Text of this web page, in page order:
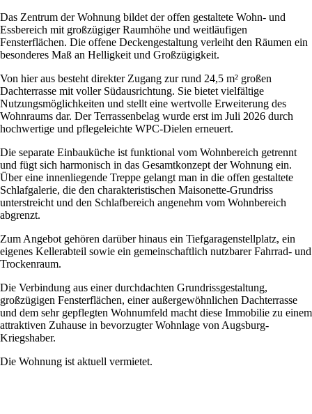
Das Zentrum der Wohnung bildet der offen gestaltete Wohn- und
Essbereich mit großzügiger Raumhöhe und weitläufigen
Fensterflächen. Die offene Deckengestaltung verleiht den Räumen ein
besonderes Maß an Helligkeit und Großzügigkeit.
Von hier aus besteht direkter Zugang zur rund 24,5 m² großen
Dachterrasse mit voller Südausrichtung. Sie bietet vielfältige
Nutzungsmöglichkeiten und stellt eine wertvolle Erweiterung des
Wohnraums dar. Der Terrassenbelag wurde erst im Juli 2026 durch
hochwertige und pflegeleichte WPC-Dielen erneuert.
Die separate Einbauküche ist funktional vom Wohnbereich getrennt
und fügt sich harmonisch in das Gesamtkonzept der Wohnung ein.
Über eine innenliegende Treppe gelangt man in die offen gestaltete
Schlafgalerie, die den charakteristischen Maisonette-Grundriss
unterstreicht und den Schlafbereich angenehm vom Wohnbereich
abgrenzt.
Zum Angebot gehören darüber hinaus ein Tiefgaragenstellplatz, ein
eigenes Kellerabteil sowie ein gemeinschaftlich nutzbarer Fahrrad- und
Trockenraum.
Die Verbindung aus einer durchdachten Grundrissgestaltung,
großzügigen Fensterflächen, einer außergewöhnlichen Dachterrasse
und dem sehr gepflegten Wohnumfeld macht diese Immobilie zu einem
attraktiven Zuhause in bevorzugter Wohnlage von Augsburg-
Kriegshaber.
Die Wohnung ist aktuell vermietet.